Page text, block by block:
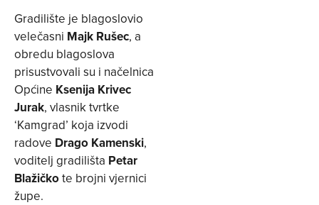
Gradilište je blagoslovio
velečasni Majk Rušec, a
obredu blagoslova
prisustvovali su i načelnica
Općine Ksenija Krivec
Jurak, vlasnik tvrtke
‘Kamgrad’ koja izvodi
radove Drago Kamenski,
voditelj gradilišta Petar
Blažičkote brojni vjernici
župe.